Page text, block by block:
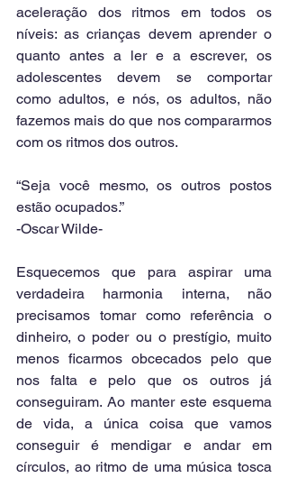
aceleração dos ritmos em todos os
níveis: as crianças devem aprender o
quanto antes a ler e a escrever, os
adolescentes devem se comportar
como adultos, e nós, os adultos, não
fazemos mais do que nos compararmos
com os ritmos dos outros.
“Seja você mesmo, os outros postos
estão ocupados.”
-Oscar Wilde-
Esquecemos que para aspirar uma
verdadeira harmonia interna, não
precisamos tomar como referência o
dinheiro, o poder ou o prestígio, muito
menos ficarmos obcecados pelo que
nos falta e pelo que os outros já
conseguiram. Ao manter este esquema
de vida, a única coisa que vamos
conseguir é mendigar e andar em
círculos, ao ritmo de uma música tosca